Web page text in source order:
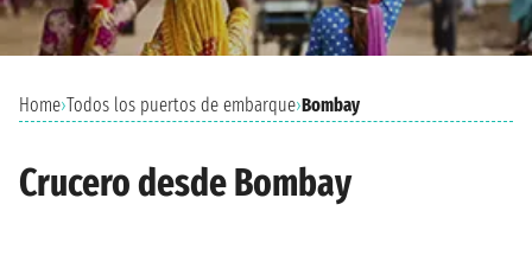
Home›Todos los puertos de embarque›Bombay
Crucero desde Bombay